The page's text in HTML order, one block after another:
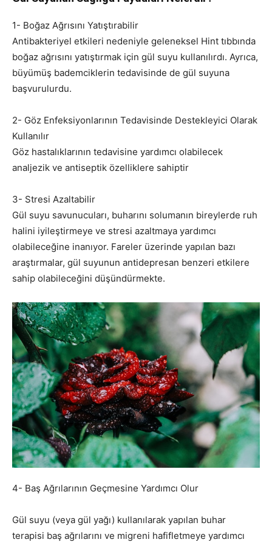
1- Boğaz Ağrısını Yatıştırabilir
Antibakteriyel etkileri nedeniyle geleneksel Hint tıbbında
boğaz ağrısını yatıştırmak için gül suyu kullanılırdı. Ayrıca,
büyümüş bademciklerin tedavisinde de gül suyuna
başvurulurdu.
2- Göz Enfeksiyonlarının Tedavisinde Destekleyici Olarak
Kullanılır
Göz hastalıklarının tedavisine yardımcı olabilecek
analjezik ve antiseptik özelliklere sahiptir
3- Stresi Azaltabilir
Gül suyu savunucuları, buharını solumanın bireylerde ruh
halini iyileştirmeye ve stresi azaltmaya yardımcı
olabileceğine inanıyor. Fareler üzerinde yapılan bazı
araştırmalar, gül suyunun antidepresan benzeri etkilere
sahip olabileceğini düşündürmekte.
4- Baş Ağrılarının Geçmesine Yardımcı Olur
Gül suyu (veya gül yağı) kullanılarak yapılan buhar
terapisi baş ağrılarını ve migreni hafifletmeye yardımcı